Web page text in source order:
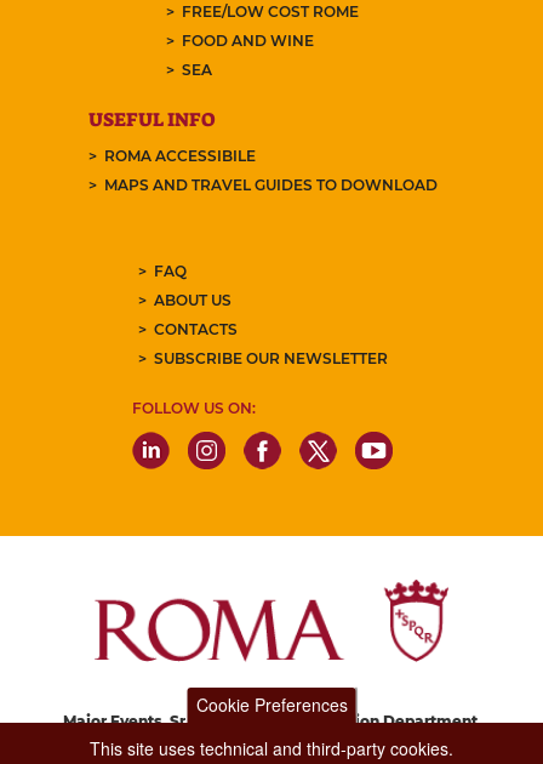
FREE/LOW COST ROME
FOOD AND WINE
SEA
USEFUL INFO
ROMA ACCESSIBILE
MAPS AND TRAVEL GUIDES TO DOWNLOAD
FAQ
ABOUT US
CONTACTS
SUBSCRIBE OUR NEWSLETTER
FOLLOW US ON:
Major Events, Sport, Tourism and Fashion Department.
Via di San Basilio, 51
Cookie Preferences
This site uses technical and third-party cookies.